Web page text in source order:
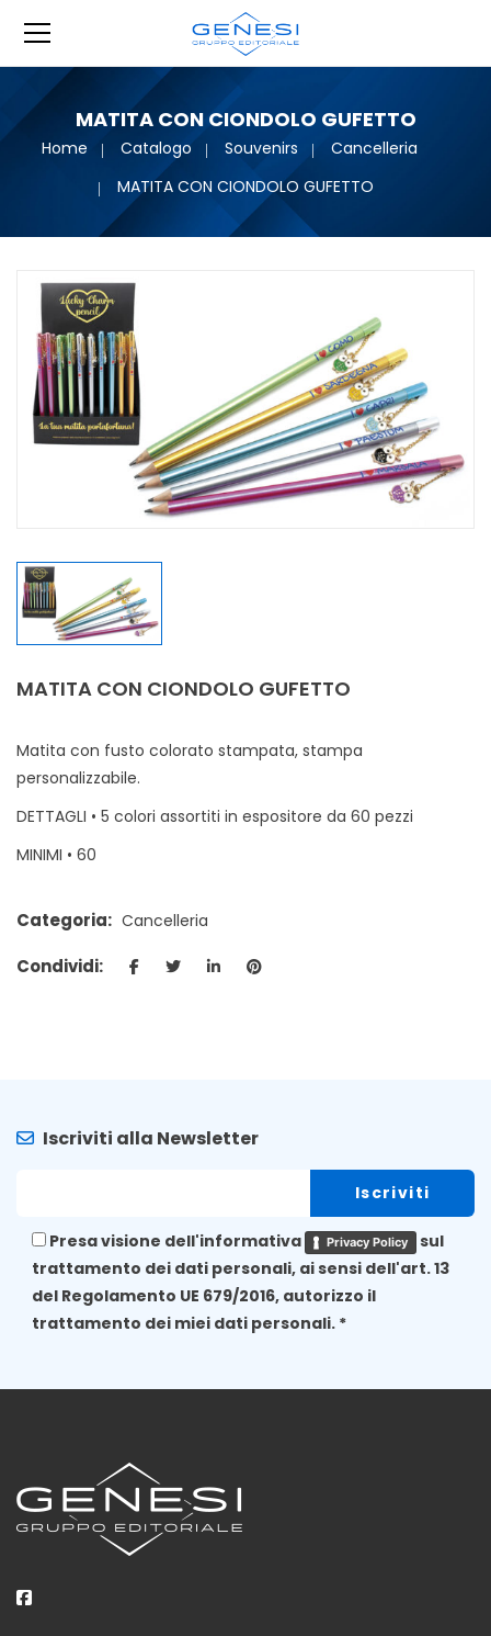
MATITA CON CIONDOLO GUFETTO
Home Catalogo Souvenirs
Cancelleria
MATITA CON CIONDOLO GUFETTO
MATITA CON CIONDOLO GUFETTO
Matita con fusto colorato stampata, stampa
personalizzabile.
DETTAGLI • 5 colori assortiti in espositore da 60 pezzi
MINIMI • 60
Categoria: Cancelleria
Condividi:
Iscriviti alla Newsletter
Presa visione dell'informativa Privacy Policy
sul
trattamento dei dati personali, ai sensi dell'art. 13
del Regolamento UE 679/2016, autorizzo il
trattamento dei miei dati personali. *